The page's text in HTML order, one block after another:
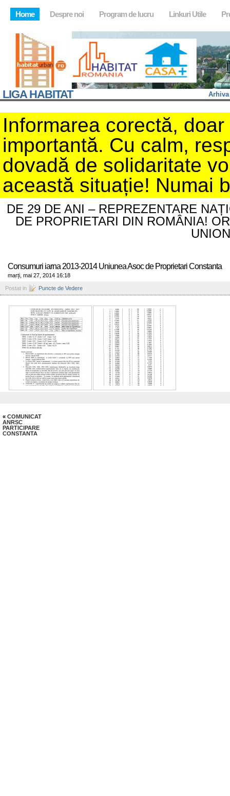
Home Despre noi Program de lucru Linkuri Utile
LIGA HABITAT Arhiva
Informarea corectă,
importantă. Cu calm,
dovadă de solidaritate
această situație! Numai
DE 29 DE ANI – REPREZENTARE
DE PROPRIETARI DIN ROMÂNIA!
Consumuri iarna 2013-2014 Uniunea Asoc de Proprietari Constanta
marți, mai 27, 2014 16:18
Postat in Puncte de Vedere
« COMUNICAT
ANRSC
PARTICIPARE
CONSTANTA